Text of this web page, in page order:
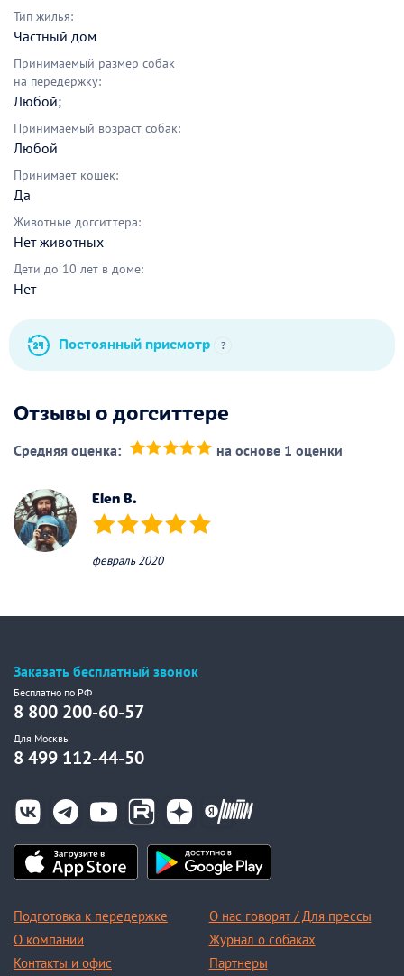
Тип жилья:
Частный дом
Принимаемый размер собак
на передержку:
Любой;
Принимаемый возраст собак:
Любой
Принимает кошек:
Да
Животные догситтера:
Нет животных
Дети до 10 лет в доме:
Нет
Постоянный присмотр ?
Отзывы о догситтере
Средняя оценка: на основе 1 оценки
Elen B.
(*) (*) (*) (*) (*)
февраль 2020
Заказать бесплатный звонок
Бесплатно по РФ
8 800 200-60-57
Для Москвы
8 499 112-44-50
Подготовка к передержке
О компании
Контакты и офис
О нас говорят / Для прессы
Журнал о собаках
Партнеры